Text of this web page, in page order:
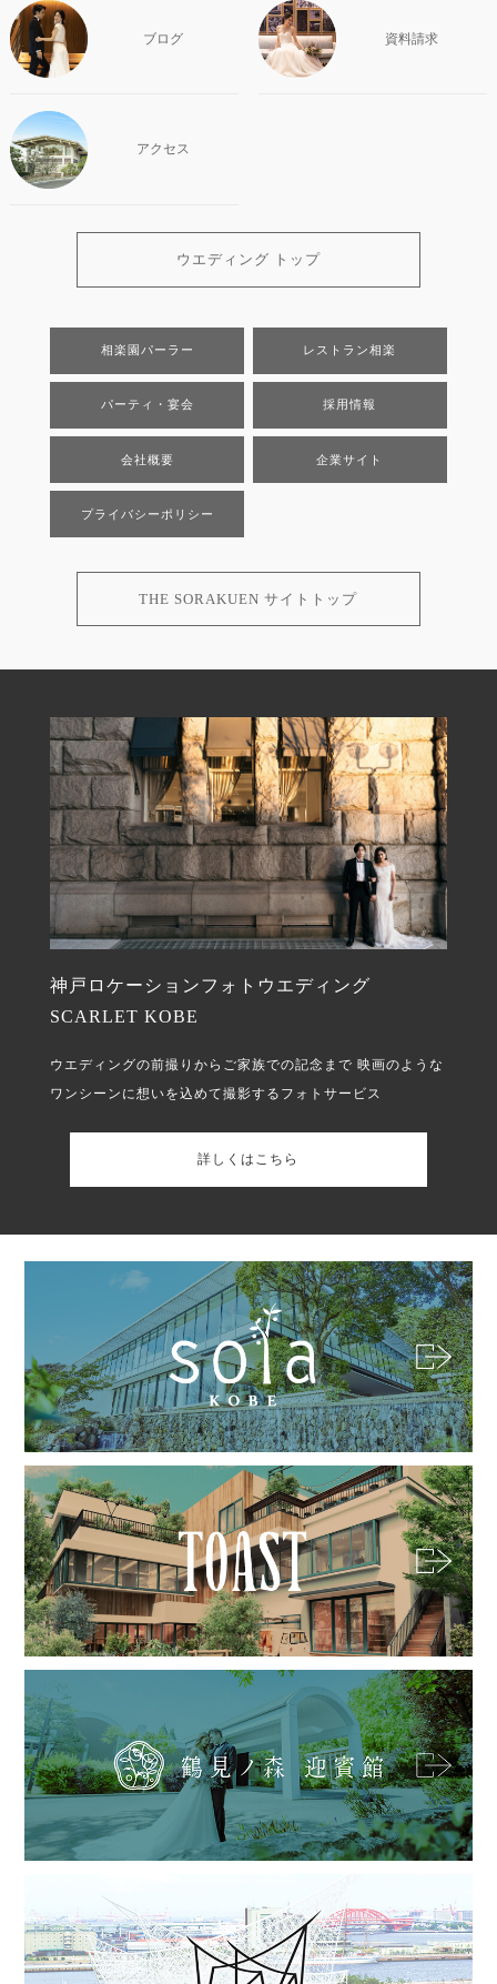
ブログ 資料請求
アクセス
ウエディング トップ
相楽園パーラー レストラン相楽
パーティ・宴会 採用情報
会社概要 企業サイト
プライバシーポリシー
THE SORAKUEN サイトトップ
神戸ロケーションフォトウエディング
SCARLET KOBE
ウエディングの前撮りからご家族での記念まで 映画のような
ワンシーンに想いを込めて撮影するフォトサービス
詳しくはこちら